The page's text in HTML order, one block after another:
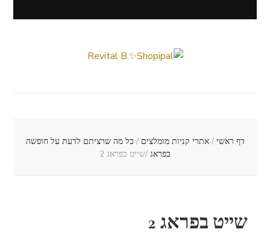
דף ראשי / אתרי קניות מומלצים / כל מה שרציתם לדעת על חופשה
בפראג /שייט בפראג 2
שייט בפראג 2